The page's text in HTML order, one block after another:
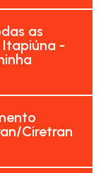
as
-
Ciretran